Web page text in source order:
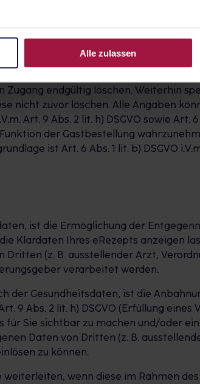
Alle zulassen
ist erst abgeschlossen, wenn Sie
enthaltenen Link bestätigt haben.
gelöscht. Nach erfolgter
einsehen und verwalten. Die
unser Portal nutzen, speichern wir
endgültig löschen. Weiterhin
nicht zuvor löschen. Alle Angaben
Art. 9 Abs. 2 lit. h) DSGVO sowie Art. 6
der Gastbestellung
ist Art. 6 Abs. 1 lit. b) DSGVO
ist die Ermöglichung der
Klardaten Ihres eRezepts anzeigen
(z. B. ausstellender Arzt,
verarbeitet werden.
der Gesundheitsdaten, ist die
9 Abs. 2 lit. h) DSGVO (Erfüllung eines
Sie sichtbar zu machen und/oder
Daten von Dritten (z. B.
zu können.
wenn diese im Rahmen des